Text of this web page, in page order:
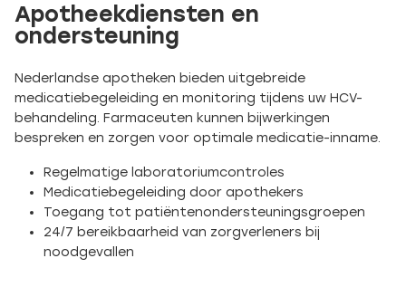
Apotheekdiensten en
ondersteuning
Nederlandse apotheken bieden uitgebreide
medicatiebegeleiding en monitoring tijdens uw HCV-
behandeling. Farmaceuten kunnen bijwerkingen
bespreken en zorgen voor optimale medicatie-inname.
Regelmatige laboratoriumcontroles
Medicatiebegeleiding door apothekers
Toegang tot patiëntenondersteuningsgroepen
24/7 bereikbaarheid van zorgverleners bij
noodgevallen